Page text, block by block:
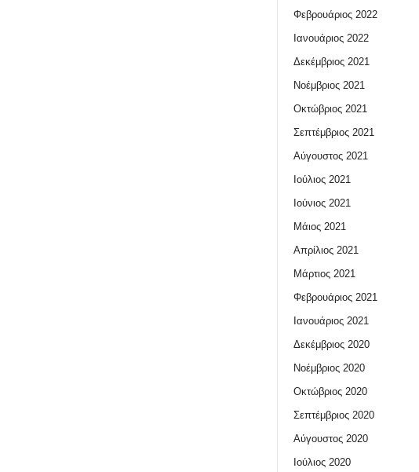
Φεβρουάριος 2022
Ιανουάριος 2022
Δεκέμβριος 2021
Νοέμβριος 2021
Οκτώβριος 2021
Σεπτέμβριος 2021
Αύγουστος 2021
Ιούλιος 2021
Ιούνιος 2021
Μάιος 2021
Απρίλιος 2021
Μάρτιος 2021
Φεβρουάριος 2021
Ιανουάριος 2021
Δεκέμβριος 2020
Νοέμβριος 2020
Οκτώβριος 2020
Σεπτέμβριος 2020
Αύγουστος 2020
Ιούλιος 2020